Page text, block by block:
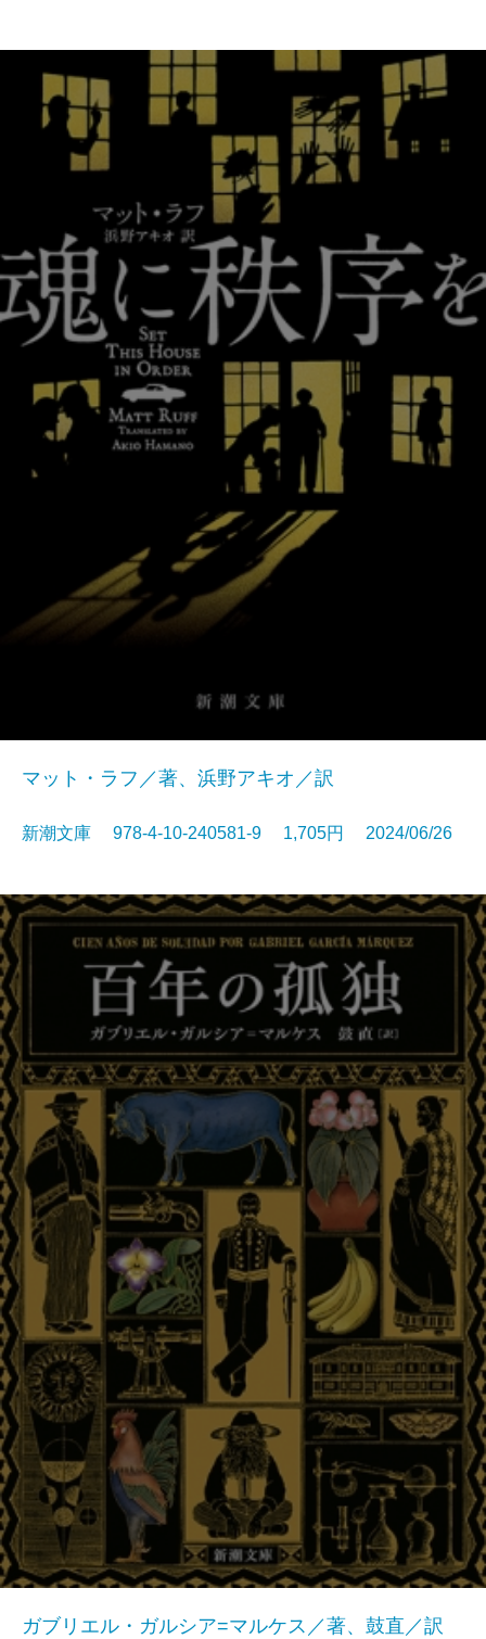
マット・ラフ／著、浜野アキオ／訳
新潮文庫 978-4-10-240581-9 1,705円 2024/06/26
ガブリエル・ガルシア=マルケス／著、鼓直／訳